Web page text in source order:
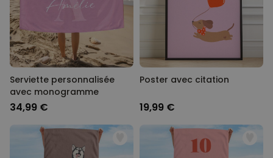
Serviette personnalisée
avec monogramme
34,99 €
Poster avec citation
19,99 €